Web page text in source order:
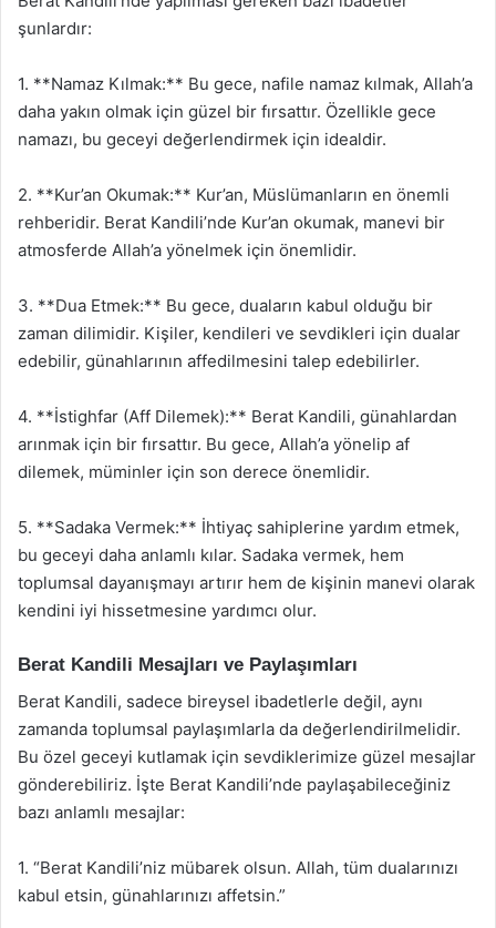
şunlardır:
1. **Namaz Kılmak:** Bu gece, nafile namaz kılmak, Allah’a
daha yakın olmak için güzel bir fırsattır. Özellikle gece
namazı, bu geceyi değerlendirmek için idealdir.
2. **Kur’an Okumak:** Kur’an, Müslümanların en önemli
rehberidir. Berat Kandili’nde Kur’an okumak, manevi bir
atmosferde Allah’a yönelmek için önemlidir.
3. **Dua Etmek:** Bu gece, duaların kabul olduğu bir
zaman dilimidir. Kişiler, kendileri ve sevdikleri için dualar
edebilir, günahlarının affedilmesini talep edebilirler.
4. **İstighfar (Aff Dilemek):** Berat Kandili, günahlardan
arınmak için bir fırsattır. Bu gece, Allah’a yönelip af
dilemek, müminler için son derece önemlidir.
5. **Sadaka Vermek:** İhtiyaç sahiplerine yardım etmek,
bu geceyi daha anlamlı kılar. Sadaka vermek, hem
toplumsal dayanışmayı artırır hem de kişinin manevi olarak
kendini iyi hissetmesine yardımcı olur.
Berat Kandili Mesajları ve Paylaşımları
Berat Kandili, sadece bireysel ibadetlerle değil, aynı
zamanda toplumsal paylaşımlarla da değerlendirilmelidir.
Bu özel geceyi kutlamak için sevdiklerimize güzel mesajlar
gönderebiliriz. İşte Berat Kandili’nde paylaşabileceğiniz
bazı anlamlı mesajlar:
1. “Berat Kandili’niz mübarek olsun. Allah, tüm dualarınızı
kabul etsin, günahlarınızı affetsin.”